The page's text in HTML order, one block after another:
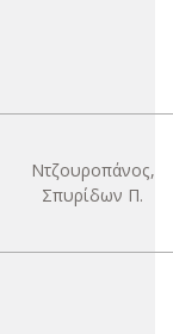
Ντζουροπάνος,
Σπυρίδων Π.